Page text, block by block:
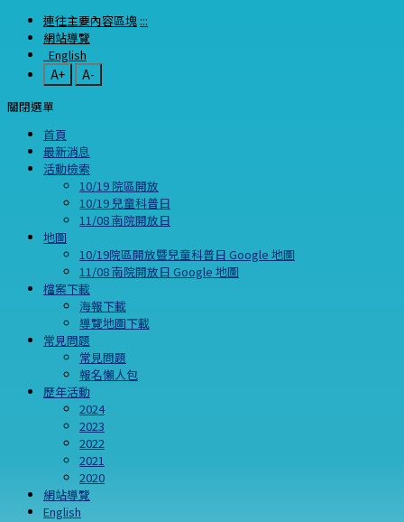
連往主要內容區塊 :::
網站導覽
English
A+
A-
關閉選單
首頁
最新消息
活動檢索
10/19 院區開放
10/19 兒童科普日
11/08 南院開放日
地圖
10/19院區開放暨兒童科普日 Google 地圖
11/08 南院開放日 Google 地圖
檔案下載
海報下載
導覽地圖下載
常見問題
常見問題
報名懶人包
歷年活動
2024
2023
2022
2021
2020
網站導覽
English